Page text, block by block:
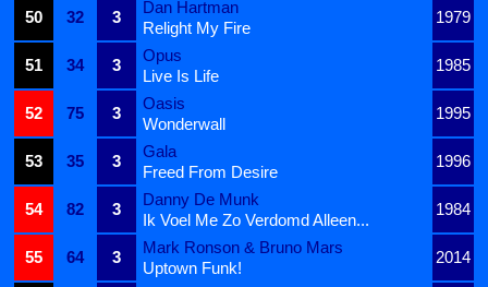
50
32 3
Dan Hartman
1979
Relight My Fire
51
34 3
Opus
1985
Live Is Life
52
75 3
Oasis
1995
Wonderwall
53
35 3
Gala
1996
Freed From Desire
54
82 3
Danny De Munk
1984
Ik Voel Me Zo Verdomd Alleen...
55
64 3
Mark Ronson & Bruno Mars
2014
Uptown Funk!